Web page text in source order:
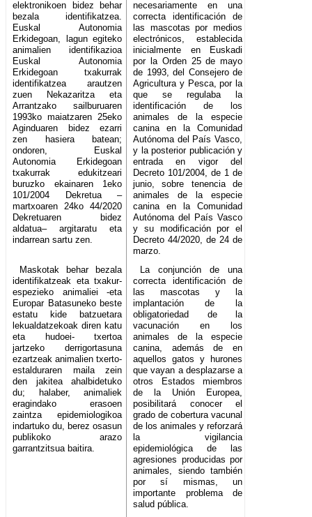
elektronikoen bidez behar
bezala identifikatzea.
Euskal Autonomia
Erkidegoan, lagun egiteko
animalien identifikazioa
Euskal Autonomia
Erkidegoan txakurrak
identifikatzea arautzen
zuen Nekazaritza eta
Arrantzako sailburuaren
1993ko maiatzaren 25eko
Aginduaren bidez ezarri
zen hasiera batean;
ondoren, Euskal
Autonomia Erkidegoan
txakurrak edukitzeari
buruzko ekainaren 1eko
101/2004 Dekretua –
martxoaren 24ko 44/2020
Dekretuaren bidez
aldatua– argitaratu eta
indarrean sartu zen.
necesariamente en una
correcta identificación de
las mascotas por medios
electrónicos, establecida
inicialmente en Euskadi
por la Orden 25 de mayo
de 1993, del Consejero de
Agricultura y Pesca, por la
que se regulaba la
identificación de los
animales de la especie
canina en la Comunidad
Autónoma del País Vasco,
y la posterior publicación y
entrada en vigor del
Decreto 101/2004, de 1 de
junio, sobre tenencia de
animales de la especie
canina en la Comunidad
Autónoma del País Vasco
y su modificación por el
Decreto 44/2020, de 24 de
marzo.
Maskotak behar bezala
identifikatzeak eta txakur-
espezieko animaliei -eta
Europar Batasuneko beste
estatu kide batzuetara
lekualdatzekoak diren katu
eta hudoei- txertoa
jartzeko derrigortasuna
ezartzeak animalien txerto-
estalduraren maila zein
den jakitea ahalbidetuko
du; halaber, animaliek
eragindako erasoen
zaintza epidemiologikoa
indartuko du, berez osasun
publikoko arazo
garrantzitsua baitira.
La conjunción de una
correcta identificación de
las mascotas y la
implantación de la
obligatoriedad de la
vacunación en los
animales de la especie
canina, además de en
aquellos gatos y hurones
que vayan a desplazarse a
otros Estados miembros
de la Unión Europea,
posibilitará conocer el
grado de cobertura vacunal
de los animales y reforzará
la vigilancia
epidemiológica de las
agresiones producidas por
animales, siendo también
por sí mismas, un
importante problema de
salud pública.